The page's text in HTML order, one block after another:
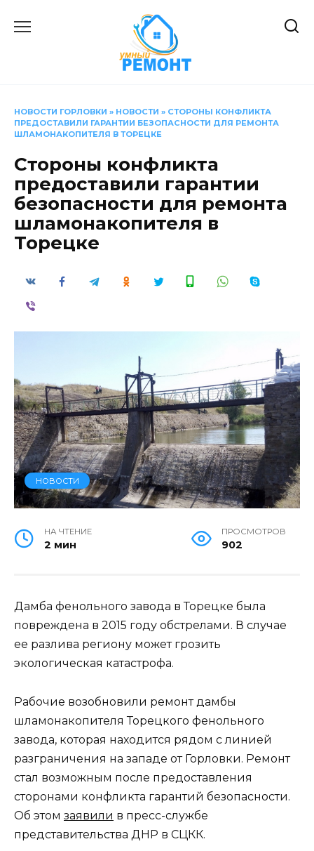
НОВОСТИ ГОРЛОВКИ » НОВОСТИ » СТОРОНЫ КОНФЛИКТА
ПРЕДОСТАВИЛИ ГАРАНТИИ БЕЗОПАСНОСТИ ДЛЯ РЕМОНТА
ШЛАМОНАКОПИТЕЛЯ В ТОРЕЦКЕ
Стороны конфликта
предоставили гарантии
безопасности для ремонта
шламонакопителя в
Торецке
НОВОСТИ
НА ЧТЕНИЕ
2 мин
ПРОСМОТРОВ
902
Дамба фенольного завода в Торецке была
повреждена в 2015 году обстрелами. В случае
ее разлива региону может грозить
экологическая катастрофа.
Рабочие возобновили ремонт дамбы
шламонакопителя Торецкого фенольного
завода, которая находится рядом с линией
разграничения на западе от Горловки. Ремонт
стал возможным после предоставления
сторонами конфликта гарантий безопасности.
Об этом заявили в пресс-службе
представительства ДНР в СЦКК.